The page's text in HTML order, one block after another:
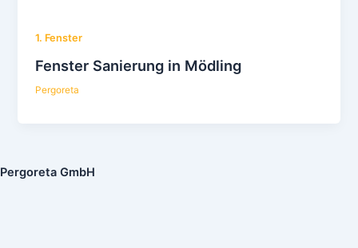
1. Fenster
Fenster Sanierung in Mödling
Pergoreta
Pergoreta GmbH